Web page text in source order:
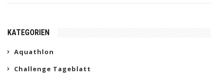
KATEGORIEN
Aquathlon
Challenge Tageblatt